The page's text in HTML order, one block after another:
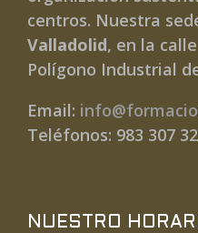
centros. Nuestra
Valladolid, en la
Polígono Industrial
Email:
Teléfonos: 983 307
NUESTRO